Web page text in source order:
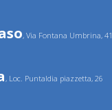
, Via Fontana Umbrina, 41
, Loc. Puntaldia piazzetta, 26